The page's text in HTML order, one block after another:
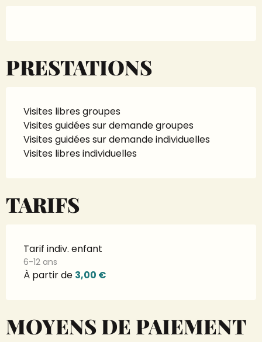
PRESTATIONS
Visites libres groupes
Visites guidées sur demande groupes
Visites guidées sur demande individuelles
Visites libres individuelles
TARIFS
Tarif indiv. enfant
6-12 ans
À partir de 3,00 €
MOYENS DE PAIEMENT